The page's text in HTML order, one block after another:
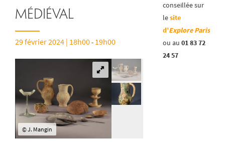
médiéval
29 février 2024 | 18h00- 19h00
© J. Mangin
conseillée sur
lesite
d’Explore Paris
ou au 01 83 72
24 57